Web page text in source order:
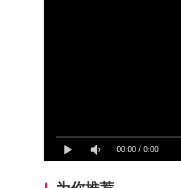
00:00 / 0:00